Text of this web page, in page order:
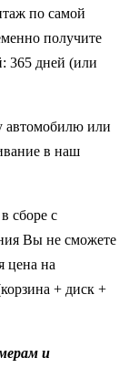
по самой
получите
365 дней (или
автомобилю или
в наш
в сборе с
Вы не сможете
цена на
+ диск +
и